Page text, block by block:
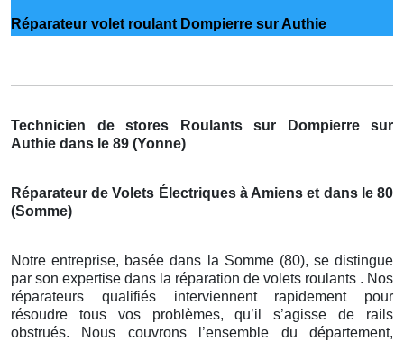
Réparateur volet roulant Dompierre sur Authie
Technicien de stores Roulants sur Dompierre sur
Authie dans le 89 (Yonne)
Réparateur de Volets Électriques à Amiens et dans le 80
(Somme)
Notre entreprise, basée dans la Somme (80), se distingue
par son expertise dans la réparation de volets roulants . Nos
réparateurs qualifiés interviennent rapidement pour
résoudre tous vos problèmes, qu’il s’agisse de rails
obstrués. Nous couvrons l’ensemble du département,